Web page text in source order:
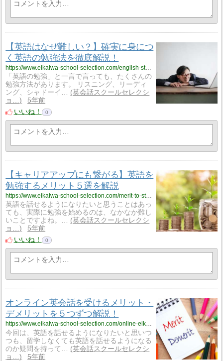
【英語はなぜ難しい？】確実に身につ
く英語の勉強法を徹底解説！
https://www.eikaiwa-school-selection.com/english-study-method/416/
「英語の勉強」と一言で言っても、たくさんの
勉強方法があります。 リスニング、リーディ
ング、シャドーイ…
英会話スクールセレクシ
ョ…
5年前
いいね！
0
【キャリアアップにも繋がる】英語を
勉強するメリット５選を解説
https://www.eikaiwa-school-selection.com/merit-to-study-english/399/
英語を話せるようになりたいと思うことはあっ
ても、実際に勉強を始めるのは、なかなか難し
いことですよね。…
英会話スクールセレクシ
ョ…
5年前
いいね！
0
オンライン英会話を受けるメリット・
デメリットを５つずつ解説！
https://www.eikaiwa-school-selection.com/online-eikaiwa-merit-demerit/375/
今回は、英語を話せるようになりたいと思いつ
つも、留学しなくても英語を話せるようになる
のか疑問を持って…
英会話スクールセレクシ
ョ…
5年前